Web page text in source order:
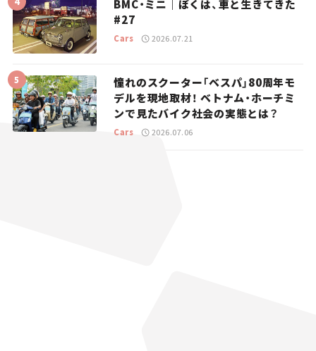
BMC・ミニ｜ぼくは、車と生きてきた
#27
Cars 2026.07.21
憧れのスクーター「ベスパ」80周年モ
デルを現地取材！ ベトナム・ホーチミ
ンで見たバイク社会の実態とは？
Cars 2026.07.06